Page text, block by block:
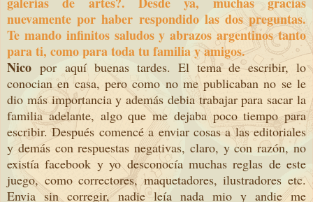
nuevamente por haber respondido las dos preguntas.
Te mando infinitos saludos y abrazos argentinos tanto
para ti, como para toda tu familia y amigos.
Nico por aquí buenas tardes. El tema de escribir, lo
conocian en casa, pero como no me publicaban no se le
dio más importancia y además debia trabajar para sacar la
familia adelante, algo que me dejaba poco tiempo para
escribir. Después comencé a enviar cosas a las editoriales
y demás con respuestas negativas, claro, y con razón, no
existía facebook y yo desconocía muchas reglas de este
juego, como correctores, maquetadores, ilustradores etc.
Envia sin corregir, nadie leía nada mio y andie me